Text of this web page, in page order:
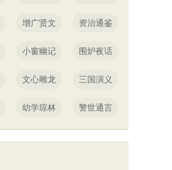
增广贤文 资治通鉴
小窗幽记 围炉夜话
文心雕龙 三国演义
幼学琼林 警世通言